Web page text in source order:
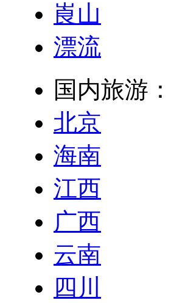
崀山
漂流
国内旅游：
北京
海南
江西
广西
云南
四川